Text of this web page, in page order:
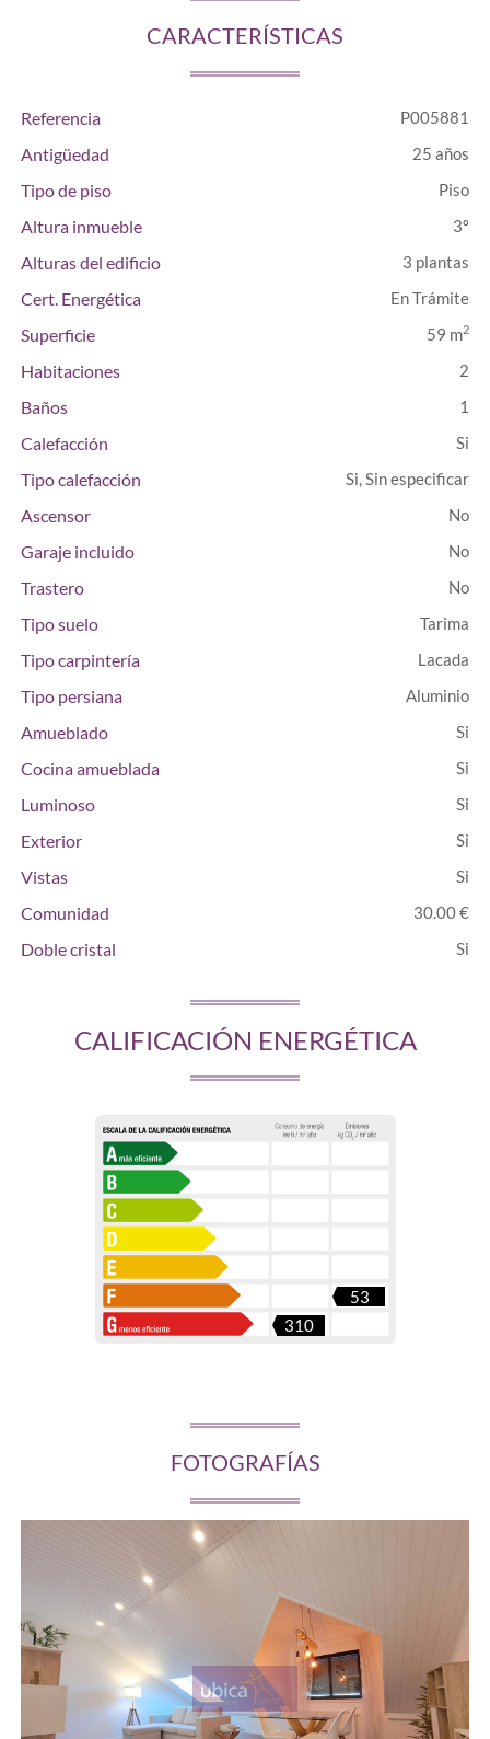
CARACTERÍSTICAS
Referencia P005881
Antigüedad 25 años
Tipo de piso Piso
Altura inmueble 3º
Alturas del edificio 3 plantas
Cert. Energética En Trámite
Superficie 59 m2
Habitaciones 2
Baños 1
Calefacción
Tipo calefacción
Si, Sin especificar
Ascensor
Garaje incluido
Trastero
Tipo suelo
Tarima
Tipo carpintería Lacada
Tipo persiana Aluminio
Amueblado
Cocina amueblada
Luminoso
Exterior
Vistas
Comunidad
30.00 €
Doble cristal
CALIFICACIÓN ENERGÉTICA
310
53
FOTOGRAFÍAS